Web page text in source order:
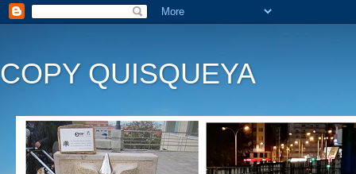
COPY QUISQUEYA